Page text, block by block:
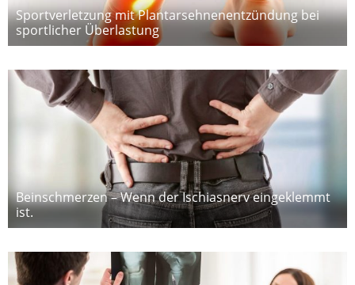
Sportverletzung mit Plantarsehnenentzündung bei
sportlicher Überlastung
Beinschmerzen – Wenn der Ischiasnerv eingeklemmt
ist.